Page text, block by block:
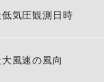
低気圧観測日時
風速の風向